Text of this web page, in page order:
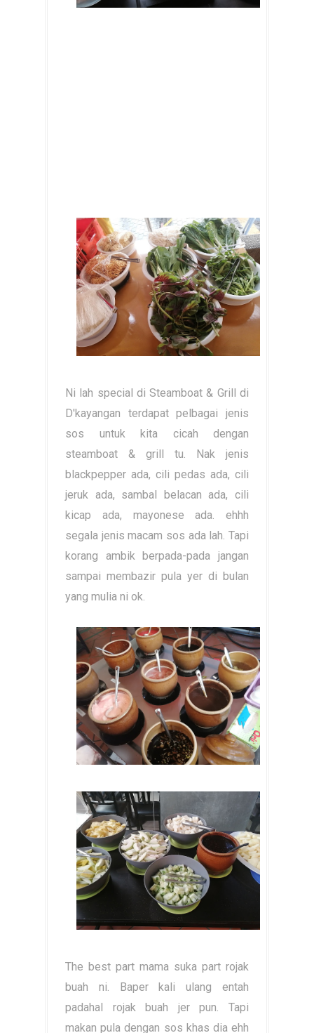
Ni lah special di Steamboat & Grill di
D'kayangan terdapat pelbagai jenis
sos untuk kita cicah dengan
steamboat & grill tu. Nak jenis
blackpepper ada, cili pedas ada, cili
jeruk ada, sambal belacan ada, cili
kicap ada, mayonese ada. ehhh
segala jenis macam sos ada lah. Tapi
korang ambik berpada-pada jangan
sampai membazir pula yer di bulan
yang mulia ni ok.
The best part mama suka part rojak
buah ni. Baper kali ulang entah
padahal rojak buah jer pun. Tapi
makan pula dengan sos khas dia ehh